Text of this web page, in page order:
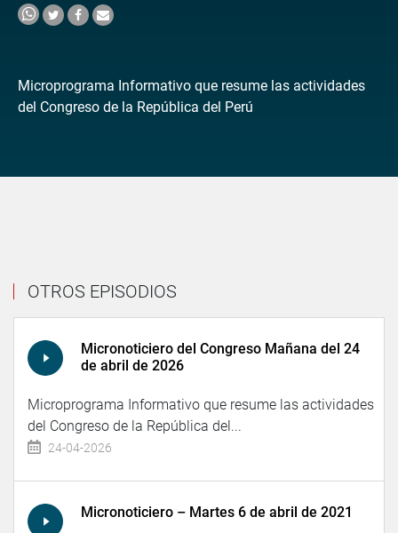
Microprograma Informativo que resume las actividades
del Congreso de la República del Perú
OTROS EPISODIOS
Micronoticiero del Congreso Mañana del 24
de abril de 2026
Microprograma Informativo que resume las actividades
del Congreso de la República del...
24-04-2026
Micronoticiero – Martes 6 de abril de 2021